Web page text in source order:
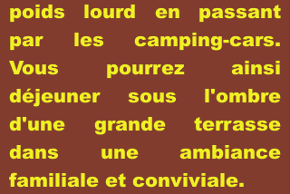
poids lourd en passant
par les camping-cars.
Vous pourrez ainsi
déjeuner sous l'ombre
d'une grande terrasse
dans une ambiance
familiale et conviviale.